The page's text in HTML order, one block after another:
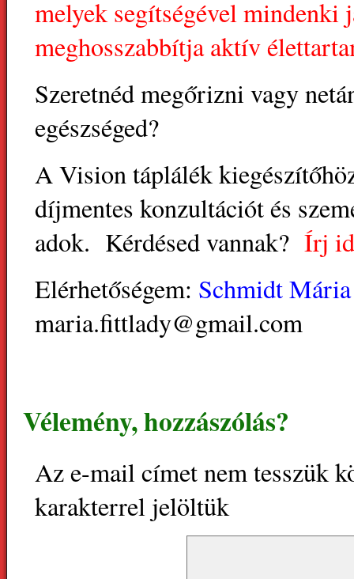
melyek segítségével mindenki
meghosszabbítja aktív
Szeretnéd megőrizni vagy
egészséged?
A Vision táplálék
díjmentes konzultációt és
adok. Kérdésed vannak? Írj
Elérhetőségem: Schmidt Mária
maria.fittlady@gmail.com
Vélemény, hozzászólás?
Az e-mail címet nem tesszük
karakterrel jelöltük